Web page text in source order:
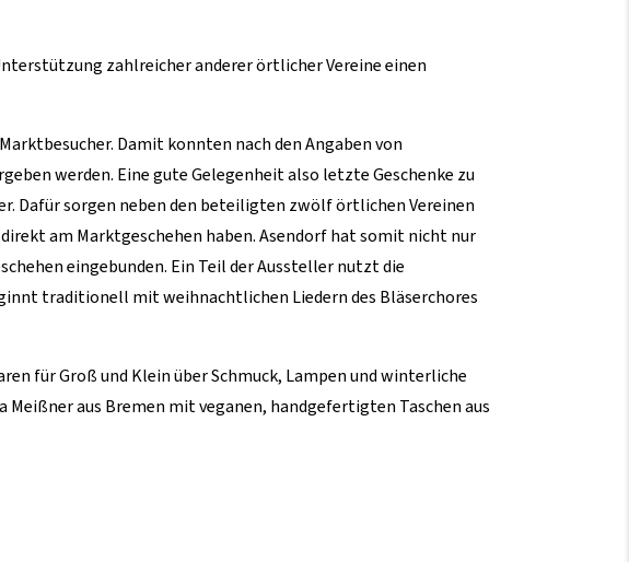
zahlreicher anderer örtlicher Vereine einen
Damit konnten nach den Angaben von
werden. Eine gute Gelegenheit also letzte Geschenke zu
Dafür sorgen neben den beteiligten zwölf örtlichen Vereinen
am Marktgeschehen haben. Asendorf hat somit nicht nur
eingebunden. Ein Teil der Aussteller nutzt die
traditionell mit weihnachtlichen Liedern des Bläserchores
für Groß und Klein über Schmuck, Lampen und winterliche
aus Bremen mit veganen, handgefertigten Taschen aus